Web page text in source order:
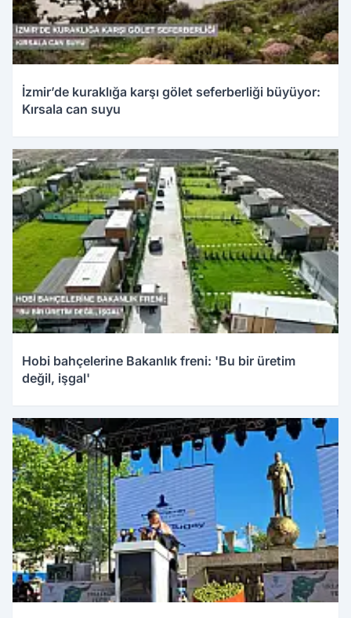
İzmir’de kuraklığa karşı gölet seferberliği büyüyor:
Kırsala can suyu
Hobi bahçelerine Bakanlık freni: 'Bu bir üretim
değil, işgal'